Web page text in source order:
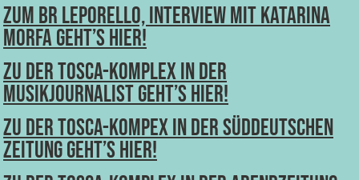
Zum BR Leporello, Interview mit Katarina
Morfa geht’s hier!
Zu Der Tosca-Komplex in Der
Musikjournalist geht’s hier!
Zu Der Tosca-Kompex in der Süddeutschen
Zeitung geht’s hier!